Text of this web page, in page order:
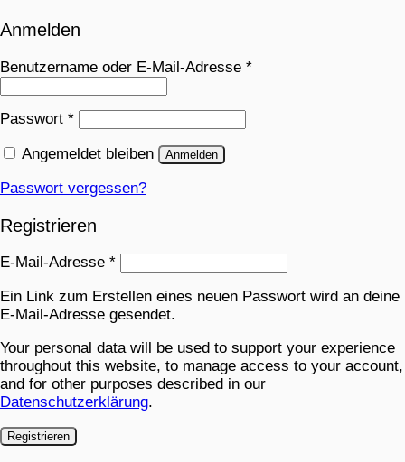
Anmelden
Benutzername oder E-Mail-Adresse *
Passwort *
Angemeldet bleiben Anmelden
Passwort vergessen?
Registrieren
E-Mail-Adresse *
Ein Link zum Erstellen eines neuen Passwort wird an deine
E-Mail-Adresse gesendet.
Your personal data will be used to support your experience
throughout this website, to manage access to your account,
and for other purposes described in our
Datenschutzerklärung.
Registrieren